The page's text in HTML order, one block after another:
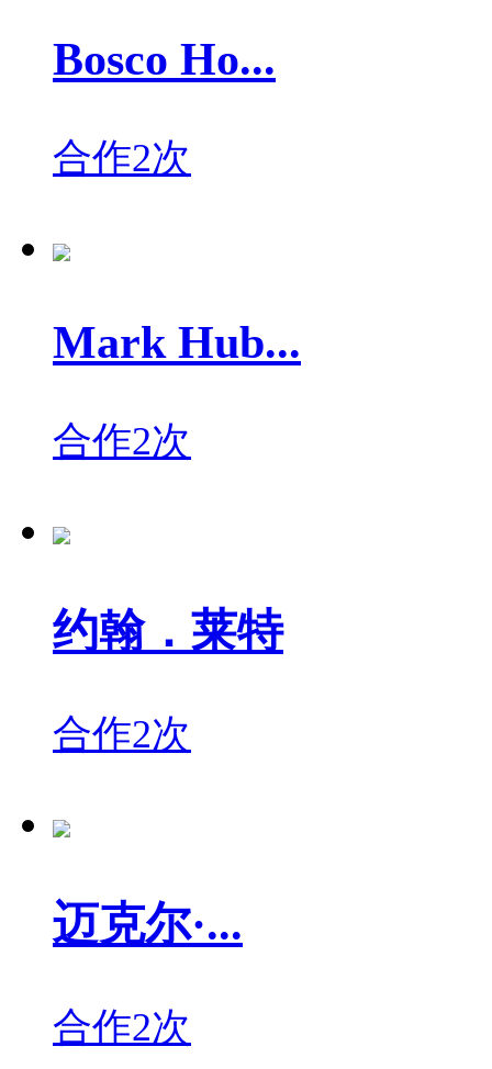
Bosco Ho...
合作2次
Mark Hub...
合作2次
约翰．莱特
合作2次
迈克尔·...
合作2次